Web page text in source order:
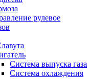
рулевое
Система выпуска газа
Система охлаждения